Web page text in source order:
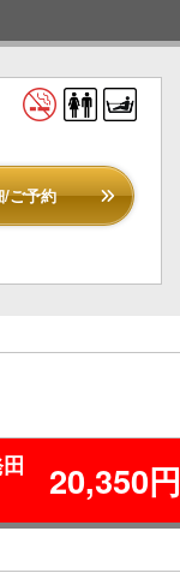
/ご予約
20,350円